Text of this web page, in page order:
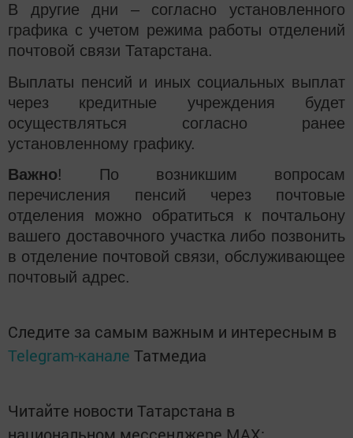
В другие дни – согласно установленного
графика с учетом режима работы отделений
почтовой связи Татарстана.
Выплаты пенсий и иных социальных выплат
через кредитные учреждения будет
осуществляться согласно ранее
установленному графику.
Важно! По возникшим вопросам
перечисления пенсий через почтовые
отделения можно обратиться к почтальону
вашего доставочного участка либо позвонить
в отделение почтовой связи, обслуживающее
почтовый адрес.
Следите за самым важным и интересным в
Telegram-канале Татмедиа
Читайте новости Татарстана в